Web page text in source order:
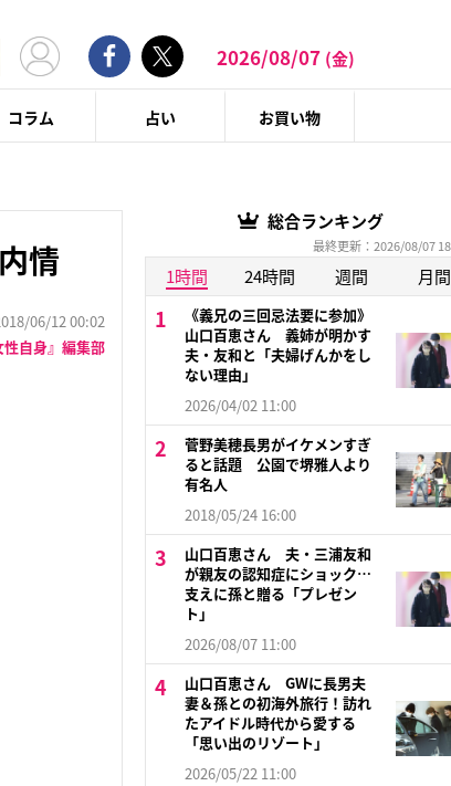
2026/08/07 (金)
コラム 占い お買い物
情
06/12 00:02
性自身』編集部
総合ランキング
最終更新：2026/08/07
1時間 24時間 週間 月間
《義兄の三回忌法要に参加》
山口百恵さん 義姉が明かす
夫・友和と「夫婦げんかをし
ない理由」
2026/04/02 11:00
菅野美穂長男がイケメンすぎ
ると話題 公園で堺雅人より
有名人
2018/05/24 16:00
山口百恵さん 夫・三浦友和
が親友の認知症にショック…
支えに孫と贈る「プレゼン
ト」
2026/08/07 11:00
山口百恵さん GWに長男夫
妻＆孫との初海外旅行！訪れ
たアイドル時代から愛する
「思い出のリゾート」
2026/05/22 11:00